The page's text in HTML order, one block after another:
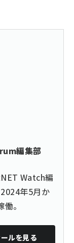
編集部
Watch編
年5月か
。
ルを見る